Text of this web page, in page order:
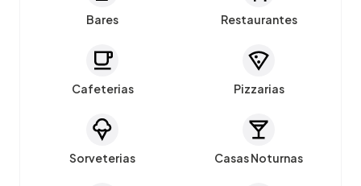
Bares Restaurantes
Cafeterias Pizzarias
Sorveterias Casas Noturnas